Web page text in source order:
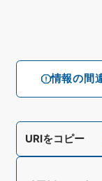
情報の間
URIをコピー